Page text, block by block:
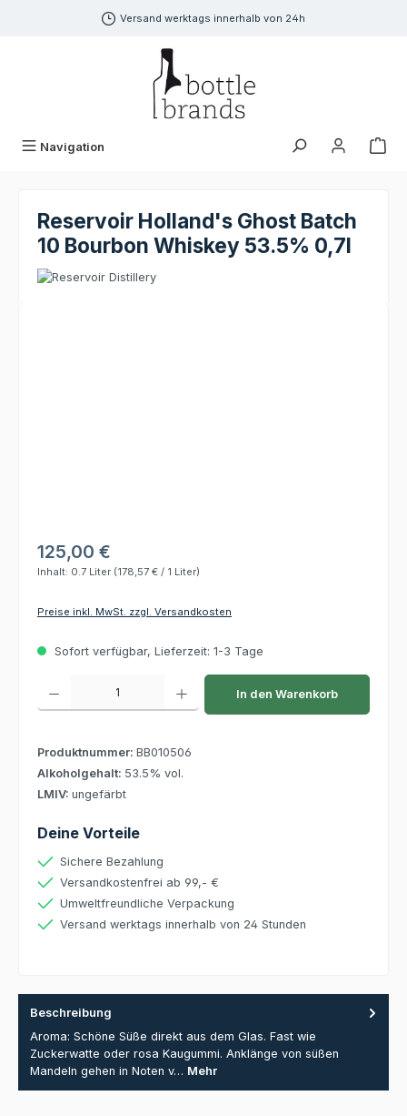
Versand werktags innerhalb von 24h
Navigation
Reservoir Holland's Ghost Batch
10 Bourbon Whiskey 53.5% 0,7l
125,00 €
Inhalt: 0.7 Liter (178,57 € / 1 Liter)
Preise inkl. MwSt. zzgl. Versandkosten
Sofort verfügbar, Lieferzeit: 1-3 Tage
Produkt Anzahl: Gib den gewünschten Wert ein oder benutze die Schaltflächen um
In den Warenkorb
Produktnummer: BB010506
Alkoholgehalt: 53.5% vol.
LMIV: ungefärbt
Deine Vorteile
Sichere Bezahlung
Versandkostenfrei ab 99,- €
Umweltfreundliche Verpackung
Versand werktags innerhalb von 24 Stunden
Beschreibung
Aroma: Schöne Süße direkt aus dem Glas. Fast wie
Zuckerwatte oder rosa Kaugummi. Anklänge von süßen
Mandeln gehen in Noten v… Mehr